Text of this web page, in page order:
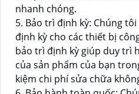
nhanh chóng.
5. Bảo trì định kỳ: Chúng
định kỳ cho các thiết bị
bảo trì định kỳ giúp duy trì
của sản phẩm của bạn
kiệm chi phí sửa chữa